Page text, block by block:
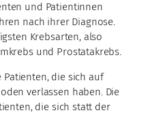
und Patientinnen
nach ihrer Diagnose.
Krebsarten, also
und Prostatakrebs.
Patienten, die sich auf
verlassen haben. Die
die sich statt der